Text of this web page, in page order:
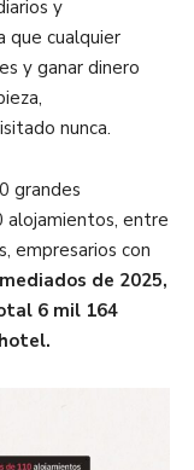
y
que cualquier
y ganar dinero
nunca.
grandes
alojamientos, entre
empresarios con
de 2025,
6 mil 164